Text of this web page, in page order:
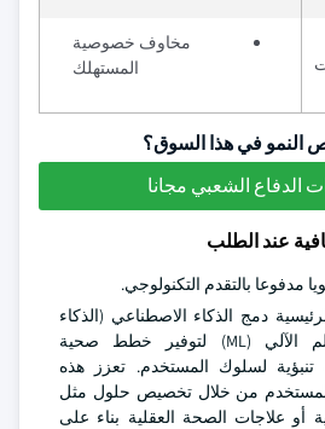
مخاوف خصوصية
المستهلك
النمو في هذا السوق؟
الدفاع الشعبي مجانا
عند الطلب
مدفوعا بالتقدم التكنولوجي.
دمج الذكاء الاصطناعي (الذكاء
الاصطناعي) والتعلم الآلي (ML) لتوفير خطط صحية
لسلوك المستخدم. تعزز هذه
المستخدم من خلال تخصيص حلول مثل
أو علاجات الصحة العقلية بناء على